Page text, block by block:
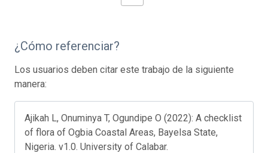
¿Cómo referenciar?
Los usuarios deben citar este trabajo de la siguiente
manera:
Ajikah L, Onuminya T, Ogundipe O (2022): A checklist
of flora of Ogbia Coastal Areas, Bayelsa State,
Nigeria. v1.0. University of Calabar.